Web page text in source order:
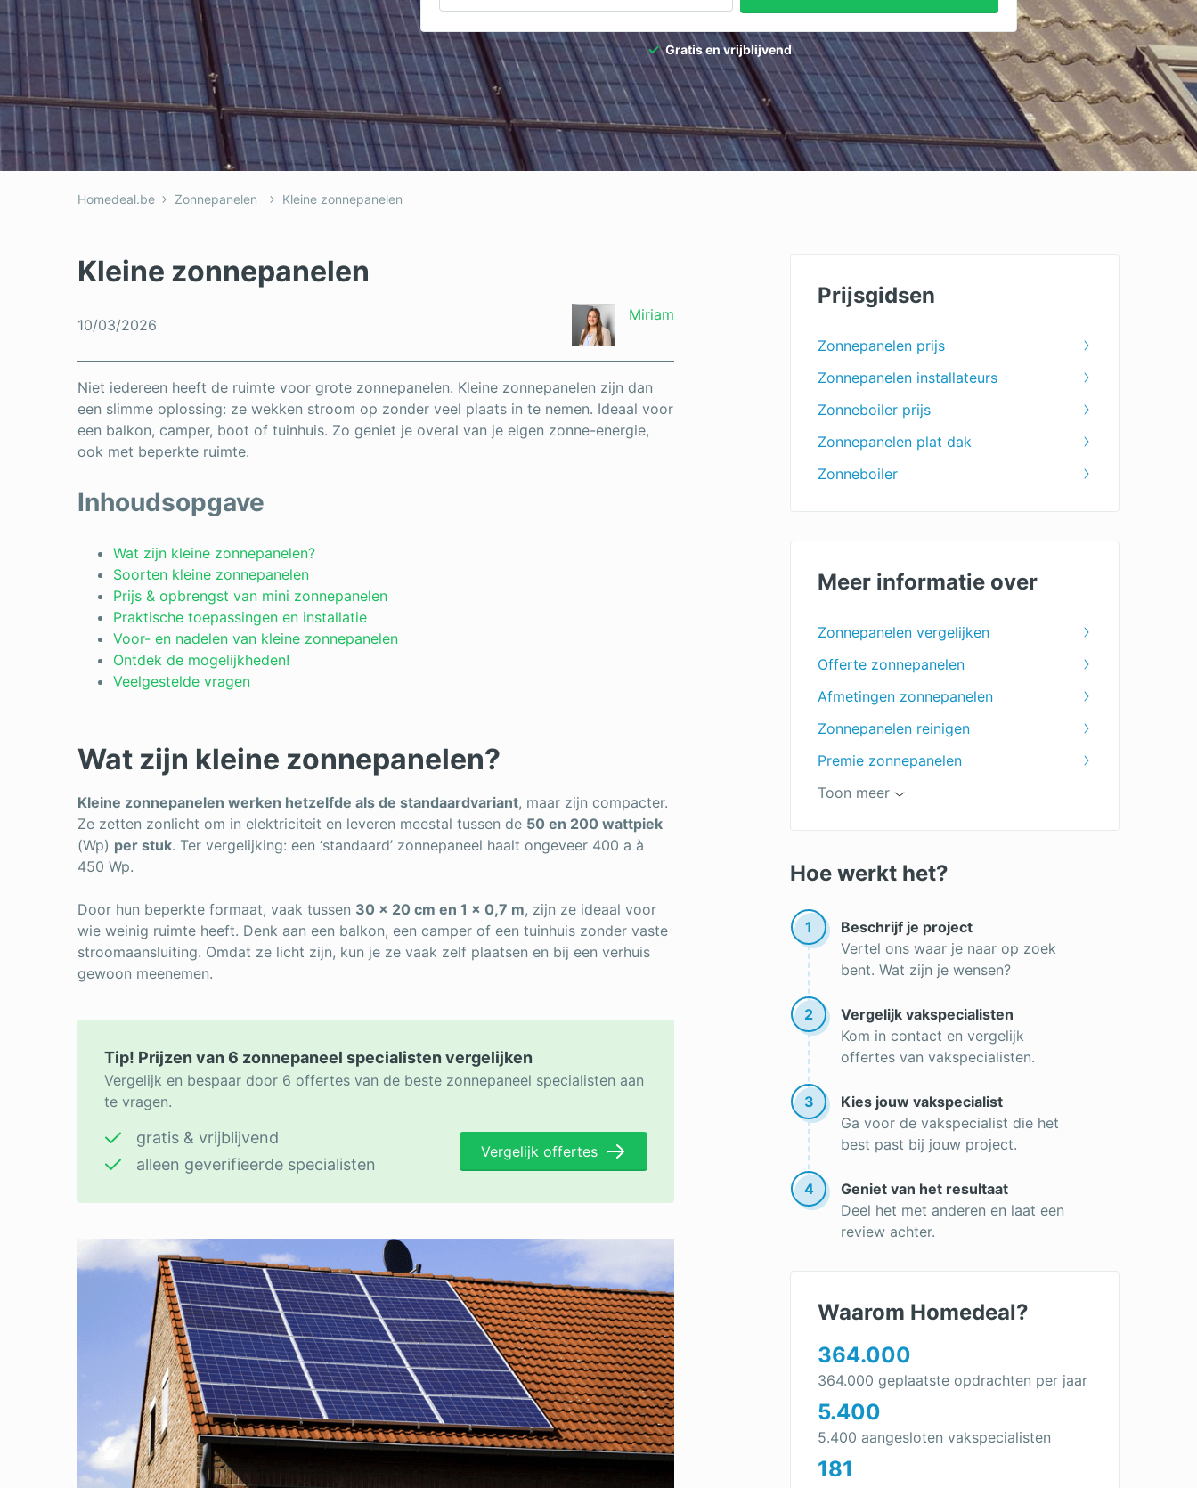
Gratis en vrijblijvend
Homedeal.be Zonnepanelen Kleine zonnepanelen
Kleine zonnepanelen
10/03/2026
Miriam
Niet iedereen heeft de ruimte voor grote zonnepanelen. Kleine zonnepanelen zijn dan
een slimme oplossing: ze wekken stroom op zonder veel plaats in te nemen. Ideaal voor
een balkon, camper, boot of tuinhuis. Zo geniet je overal van je eigen zonne-energie,
ook met beperkte ruimte.
Inhoudsopgave
Wat zijn kleine zonnepanelen?
Soorten kleine zonnepanelen
Prijs & opbrengst van mini zonnepanelen
Praktische toepassingen en installatie
Voor- en nadelen van kleine zonnepanelen
Ontdek de mogelijkheden!
Veelgestelde vragen
Wat zijn kleine zonnepanelen?
Kleine zonnepanelen werken hetzelfde als de standaardvariant, maar zijn compacter.
Ze zetten zonlicht om in elektriciteit en leveren meestal tussen de 50 en 200 wattpiek
(Wp) per stuk. Ter vergelijking: een ‘standaard’ zonnepaneel haalt ongeveer 400 a à
450 Wp.
Door hun beperkte formaat, vaak tussen 30 × 20 cm en 1 × 0,7 m, zijn ze ideaal voor
wie weinig ruimte heeft. Denk aan een balkon, een camper of een tuinhuis zonder vaste
stroomaansluiting. Omdat ze licht zijn, kun je ze vaak zelf plaatsen en bij een verhuis
gewoon meenemen.
Tip! Prijzen van 6 zonnepaneel specialisten vergelijken
Vergelijk en bespaar door 6 offertes van de beste zonnepaneel specialisten aan
te vragen.
gratis & vrijblijvend
alleen geverifieerde specialisten
Vergelijk offertes
Prijsgidsen
Zonnepanelen prijs
Zonnepanelen installateurs
Zonneboiler prijs
Zonnepanelen plat dak
Zonneboiler
Meer informatie over
Zonnepanelen vergelijken
Offerte zonnepanelen
Afmetingen zonnepanelen
Zonnepanelen reinigen
Premie zonnepanelen
Hoeveel zonnepanelen heb ik nodig?
Zonnepanelen plaatsen
Beste zonnepanelen
Zonnepanelen kopen
Opbrengst zonnepanelen
Toon meer
Hoe werkt het?
1
Beschrijf je project
Vertel ons waar je naar op zoek
bent. Wat zijn je wensen?
2
Vergelijk vakspecialisten
Kom in contact en vergelijk
offertes van vakspecialisten.
3
Kies jouw vakspecialist
Ga voor de vakspecialist die het
best past bij jouw project.
4
Geniet van het resultaat
Deel het met anderen en laat een
review achter.
Waarom Homedeal?
364.000
364.000 geplaatste opdrachten per jaar
5.400
5.400 aangesloten vakspecialisten
181